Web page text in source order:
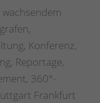
Konferenz,
Reportage,
360°-
Frankfurt